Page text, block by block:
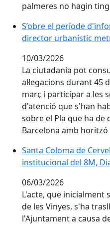
palmeres no hagin
S’obre el període
S’obre el període
director urbanístic
10/03/2026
La ciutadania pot
al·legacions durant 45
març i participar a les
d'atenció que s'han
sobre el Pla que ha
Barcelona amb horitzó
Santa Coloma de
Santa Coloma de
institucional del 8M,
06/03/2026
L'acte, que inicialment
de les Vinyes, s'ha
l'Ajuntament a causa